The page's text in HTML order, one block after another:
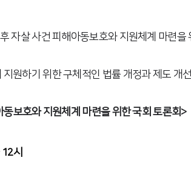
자살 사건 피해아동보호와 지원체계 마련
원하기 위한 구체적인 법률 개정과 제도 개
보호와 지원체계 마련을 위한 국회 토론회>
시